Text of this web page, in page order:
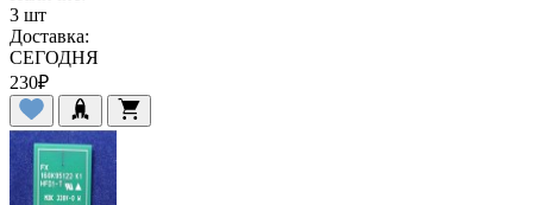
3 шт
Доставка:
СЕГОДНЯ
230₽